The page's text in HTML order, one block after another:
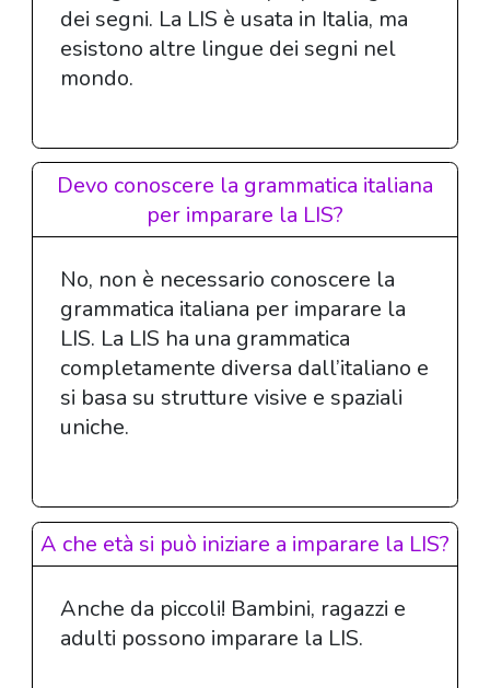
dei segni. La LIS è usata in Italia, ma
esistono altre lingue dei segni nel
mondo.
Devo conoscere la grammatica italiana
per imparare la LIS?
No, non è necessario conoscere la
grammatica italiana per imparare la
LIS. La LIS ha una grammatica
completamente diversa dall’italiano e
si basa su strutture visive e spaziali
uniche.
A che età si può iniziare a imparare la LIS?
Anche da piccoli! Bambini, ragazzi e
adulti possono imparare la LIS.